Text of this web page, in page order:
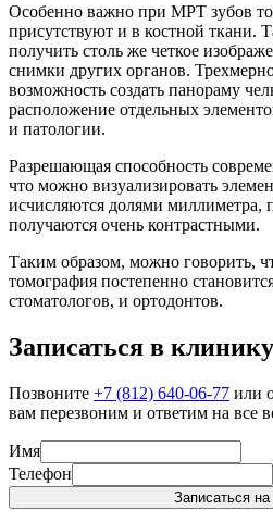
Особенно важно при МРТ зубов
присутствуют и в костной ткани.
получить столь же четкое
снимки других органов.
возможность создать панораму
расположение отдельных
и патологии.
Разрешающая способность
что можно визуализировать
исчисляются долями миллиметра,
получаются очень контрастными.
Таким образом, можно говорить,
томография постепенно
стоматологов, и ортодонтов.
Записаться в
Позвоните +7 (812) 640-06-77 или
вам перезвоним и ответим на все
Имя
Телефон
Записаться